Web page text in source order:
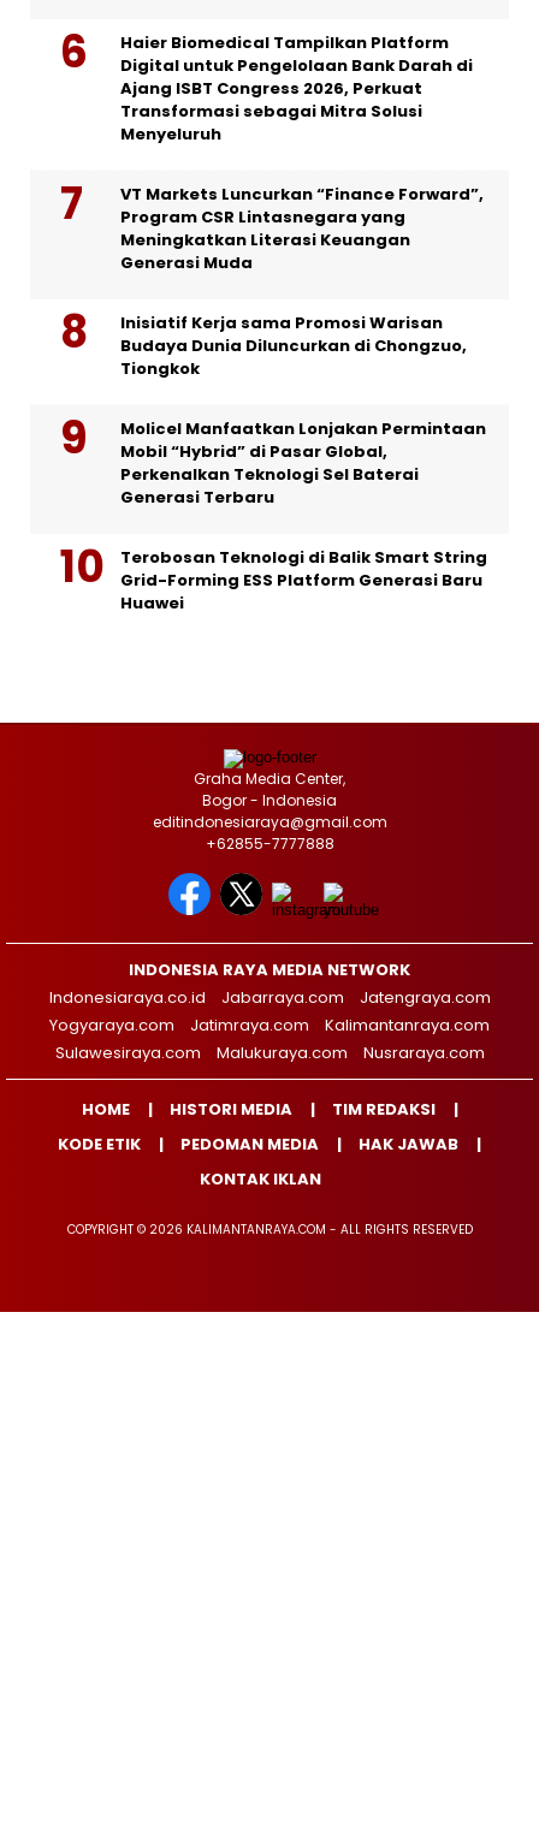
Haier Biomedical Tampilkan Platform
Digital untuk Pengelolaan Bank Darah di
Ajang ISBT Congress 2026, Perkuat
Transformasi sebagai Mitra Solusi
Menyeluruh
VT Markets Luncurkan “Finance Forward”,
Program CSR Lintasnegara yang
Meningkatkan Literasi Keuangan
Generasi Muda
Inisiatif Kerja sama Promosi Warisan
Budaya Dunia Diluncurkan di Chongzuo,
Tiongkok
Molicel Manfaatkan Lonjakan Permintaan
Mobil “Hybrid” di Pasar Global,
Perkenalkan Teknologi Sel Baterai
Generasi Terbaru
Terobosan Teknologi di Balik Smart String
Grid-Forming ESS Platform Generasi Baru
Huawei
Graha Media Center,
Bogor - Indonesia
editindonesiaraya@gmail.com
+62855-7777888
INDONESIA RAYA MEDIA NETWORK
Indonesiaraya.co.id
Jabarraya.com
Jatengraya.com
Yogyaraya.com
Jatimraya.com
Kalimantanraya.com
Sulawesiraya.com
Malukuraya.com Nusraraya.com
HOME HISTORI MEDIA
TIM REDAKSI
KODE ETIK
PEDOMAN MEDIA
HAK JAWAB
KONTAK IKLAN
COPYRIGHT © 2026 KALIMANTANRAYA.COM - ALL RIGHTS RESERVED